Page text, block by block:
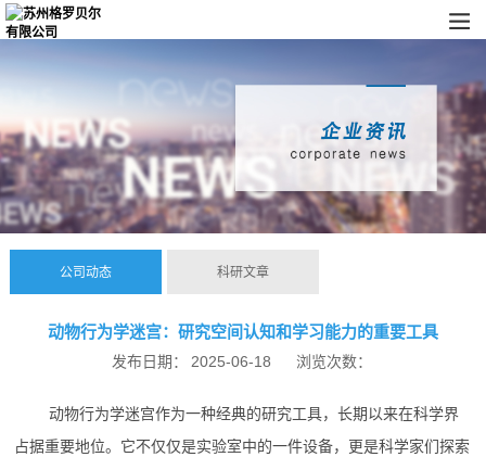
公司动态 科研文章
动物行为学迷宫：研究空间认知和学习能力的重要工具
发布日期： 2025-06-18 浏览次数：
动物行为学迷宫作为一种经典的研究工具，长期以来在科学界
占据重要地位。它不仅仅是实验室中的一件设备，更是科学家们探索